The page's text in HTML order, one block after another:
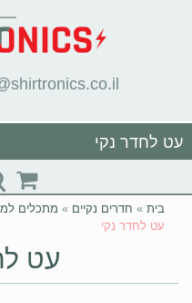
עט לחדר נקי
בית » חדרים נקיים » מתכלים
עט לחדר נקי
עט